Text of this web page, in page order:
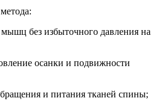
без избыточного давления на
осанки и подвижности
и питания тканей спины;